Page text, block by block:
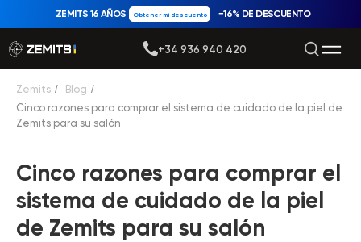
Obtener mi descuento
ZEMITS 16 AÑOS −16% DE DESCUENTO
+34 936 940 420
Zemits / Blog /
Cinco razones para comprar el sistema de cuidado de la piel de
Zemits para su salón
Cinco razones para comprar el
sistema de cuidado de la piel
de Zemits para su salón